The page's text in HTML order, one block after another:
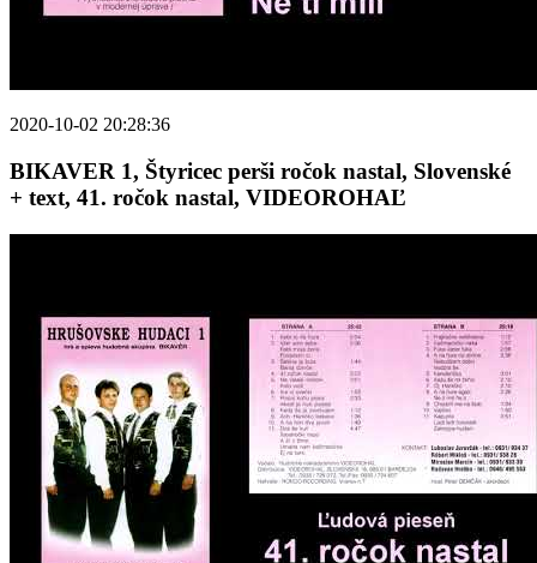
2020-10-02 20:28:36
BIKAVER 1, Štyricec perši ročok nastal, Slovenské
+ text, 41. ročok nastal, VIDEOROHAĽ